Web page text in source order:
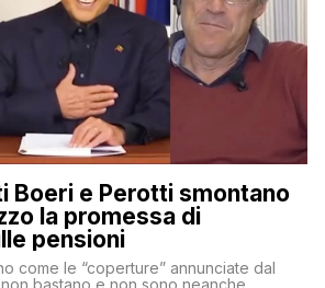
Boeri e Perotti smontano
la promessa di
pensioni
come le “coperture” annunciate dal
bastano e non sono neanche